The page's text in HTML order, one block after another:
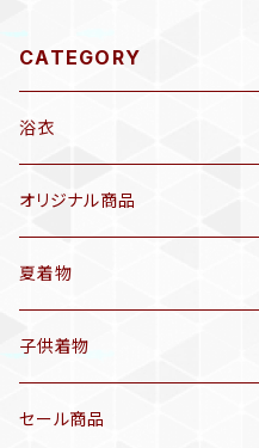
CATEGORY
浴衣
オリジナル商品
袷着物(10〜5月頃)
セオα 着物(5〜9月頃)
三分紐
夏着物
アンティーク着物
リサイクル着物
子供着物
セール商品